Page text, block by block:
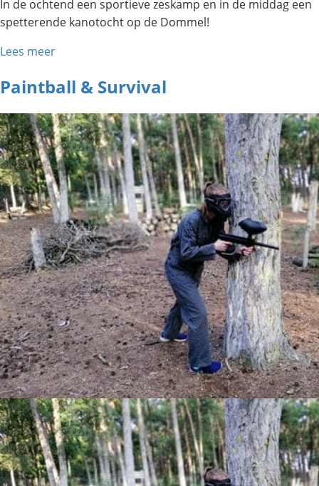
In de ochtend een sportieve zeskamp en in de middag een
spetterende kanotocht op de Dommel!
Lees meer
Paintball & Survival